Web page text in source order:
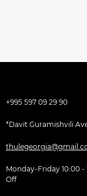
+995 597 09 29 90
Monday-Friday 10:00 - 19:00 Saturday: 10:00-18:00
Off